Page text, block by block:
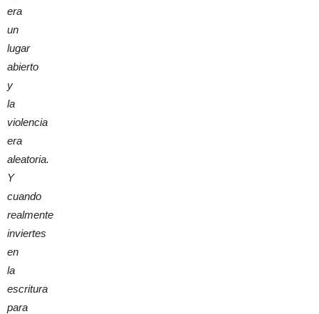
era
un
lugar
abierto
y
la
violencia
era
aleatoria.
Y
cuando
realmente
inviertes
en
la
escritura
para